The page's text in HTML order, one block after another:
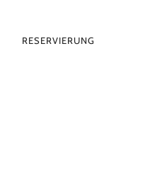
RESERVIERUNG